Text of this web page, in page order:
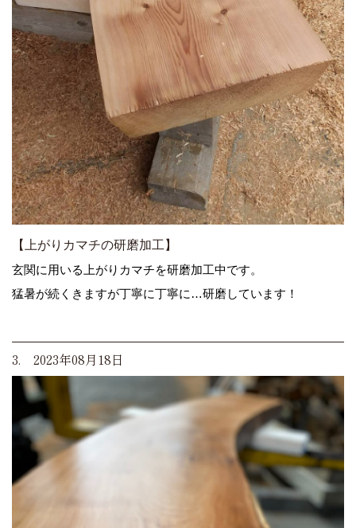
【上がりカマチの研磨加工】
玄関に用いる上がりカマチを研磨加工中です。
猛暑が続くきますが丁寧に丁寧に…研磨しています！
3. 2023年08月18日